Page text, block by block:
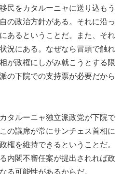
民をカタルーニャに送り込もう
の政治方針がある。それに沿っ
あるということだ。また、それ
況にある。なぜなら冒頭で触れ
が政権にしがみ就こうとする限
の下院での支持票が必要だから
タルーニャ独立派政党が下院で
の議席が常にサンチェス首相に
権を維持できるということだ。
内閣不審任案が提出されれば政
る可能性があるからだ。